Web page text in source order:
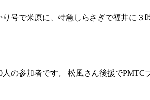
号で米原に、特急しらさぎで福井に３
の参加者です。 松風さん後援で